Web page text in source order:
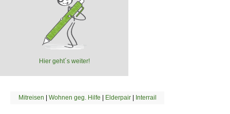
Hier geht´s weiter!
Mitreisen | Wohnen geg. Hilfe | Elderpair| Interrail